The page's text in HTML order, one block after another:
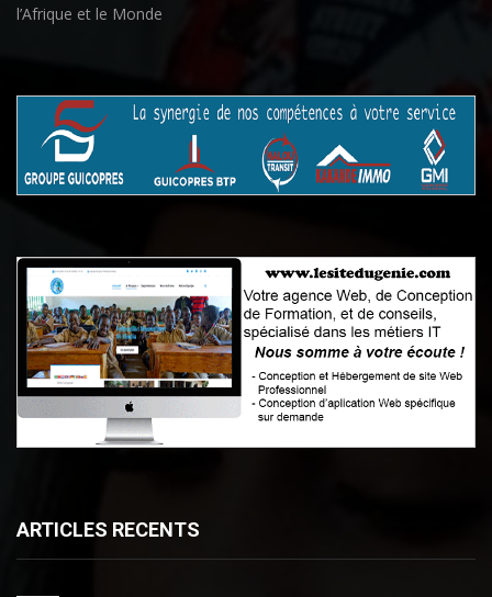
l’Afrique et le Monde
ARTICLES RECENTS